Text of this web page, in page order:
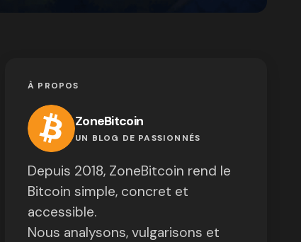
À PROPOS
ZoneBitcoin
UN BLOG DE PASSIONNÉS
Depuis 2018, ZoneBitcoin rend le
Bitcoin simple, concret et
accessible.
Nous analysons, vulgarisons et